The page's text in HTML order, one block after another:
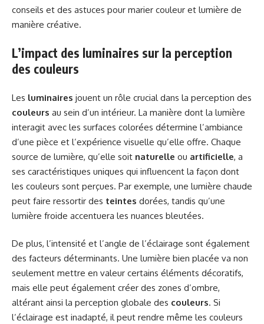
conseils et des astuces pour marier couleur et lumière de
manière créative.
L’impact des luminaires sur la perception
des couleurs
Les luminaires jouent un rôle crucial dans la perception des
couleurs au sein d’un intérieur. La manière dont la lumière
interagit avec les surfaces colorées détermine l’ambiance
d’une pièce et l’expérience visuelle qu’elle offre. Chaque
source de lumière, qu’elle soit naturelle ou artificielle, a
ses caractéristiques uniques qui influencent la façon dont
les couleurs sont perçues. Par exemple, une lumière chaude
peut faire ressortir des teintes dorées, tandis qu’une
lumière froide accentuera les nuances bleutées.
De plus, l’intensité et l’angle de l’éclairage sont également
des facteurs déterminants. Une lumière bien placée va non
seulement mettre en valeur certains éléments décoratifs,
mais elle peut également créer des zones d’ombre,
altérant ainsi la perception globale des couleurs. Si
l’éclairage est inadapté, il peut rendre même les couleurs